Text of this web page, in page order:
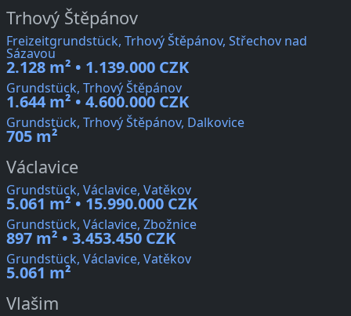
Trhový Štěpánov
Freizeitgrundstück, Trhový Štěpánov, Střechov nad
Sázavou
2.128 m² • 1.139.000 CZK
Grundstück, Trhový Štěpánov
1.644 m² • 4.600.000 CZK
Grundstück, Trhový Štěpánov, Dalkovice
705 m²
Václavice
Grundstück, Václavice, Vatěkov
5.061 m² • 15.990.000 CZK
Grundstück, Václavice, Zbožnice
897 m² • 3.453.450 CZK
Grundstück, Václavice, Vatěkov
5.061 m²
Vlašim